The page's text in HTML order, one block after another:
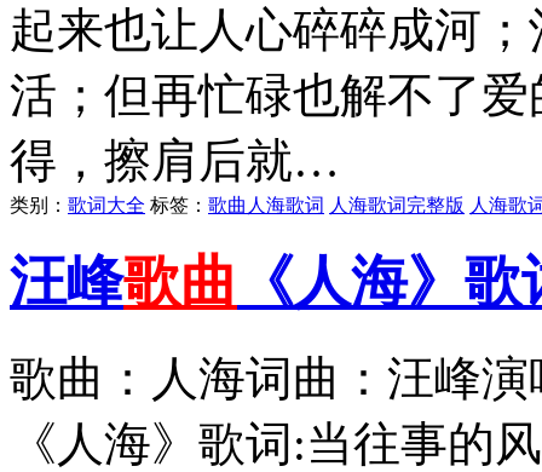
起来也让人心碎碎成河
活；但再忙碌也解不了
得，擦肩后就…
类别： 歌词大全 标签： 歌曲人海歌词 人海歌词完整版 人海歌
汪峰歌曲 《人海》
歌曲：人海词曲：汪峰
《人海》歌词:当往事的